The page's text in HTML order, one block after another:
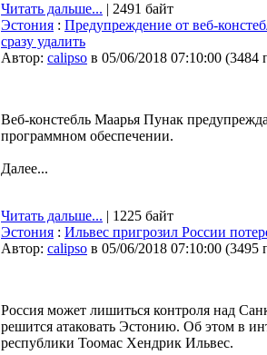
Читать дальше... | 2491 байт
Эстония : Предупреждение от веб-
сразу удалить
Автор: calipso в 05/06/2018 07:10:00 (3484
Веб-констебль Маарья Пунак
программном обеспечении.
Далее...
Читать дальше... | 1225 байт
Эстония : Ильвес пригрозил России
Автор: calipso в 05/06/2018 07:10:00 (3495
Россия может лишиться контроля над
решится атаковать Эстонию. Об этом в
республики Тоомас Хендрик Ильвес.